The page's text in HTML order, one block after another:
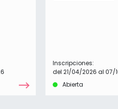
Inscripciones:
del 21/04/2026 al 07/
Abierta